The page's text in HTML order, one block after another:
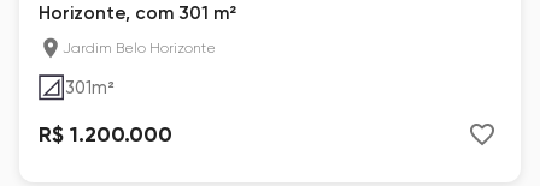
Horizonte, com 301 m²
Jardim Belo Horizonte
301m²
R$ 1.200.000